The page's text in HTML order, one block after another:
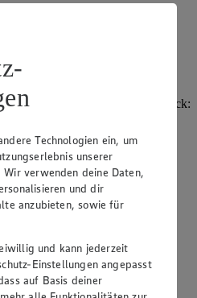
verarbeiten wir Daten zur
Einkaufsdaten. Zweck:
ggf. Loyalty-Dienstleister.
der Karte plus 3 Jahre.
lit. b) DSGVO; bei freiwilliger
verarbeiten wir
Technologien ein, um
unserer
verwenden deine Daten,
und dir
anzubieten, sowie für
und kann jederzeit
Einstellungen angepasst
auf Basis deiner